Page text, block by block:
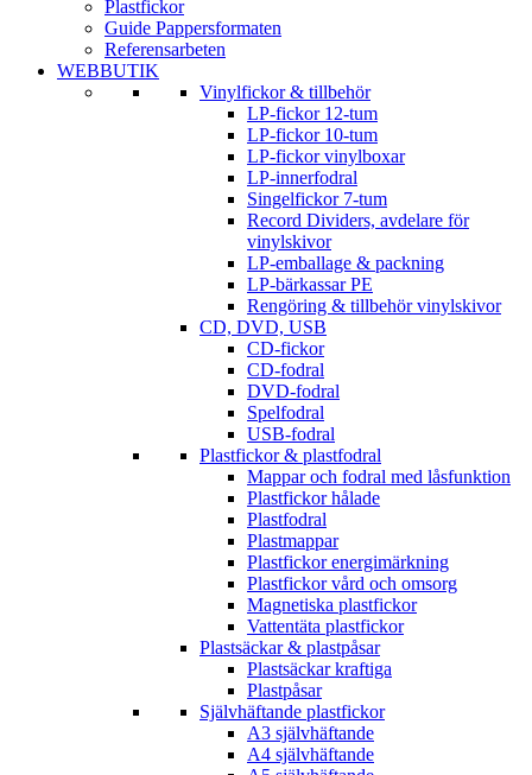
Plastfickor
Guide Pappersformaten
Referensarbeten
WEBBUTIK
Vinylfickor & tillbehör
LP-fickor 12-tum
LP-fickor 10-tum
LP-fickor vinylboxar
LP-innerfodral
Singelfickor 7-tum
Record Dividers, avdelare för
vinylskivor
LP-emballage & packning
LP-bärkassar PE
Rengöring & tillbehör vinylskivor
CD, DVD, USB
CD-fickor
CD-fodral
DVD-fodral
Spelfodral
USB-fodral
Plastfickor & plastfodral
Mappar och fodral med låsfunktion
Plastfickor hålade
Plastfodral
Plastmappar
Plastfickor energimärkning
Plastfickor vård och omsorg
Magnetiska plastfickor
Vattentäta plastfickor
Plastsäckar & plastpåsar
Plastsäckar kraftiga
Plastpåsar
Självhäftande plastfickor
A3 självhäftande
A4 självhäftande